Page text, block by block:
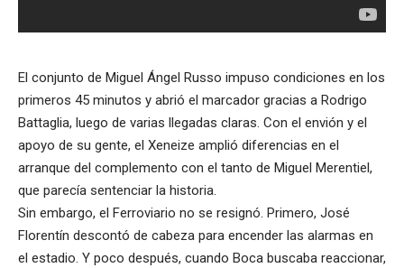
El conjunto de Miguel Ángel Russo impuso condiciones en los
primeros 45 minutos y abrió el marcador gracias a Rodrigo
Battaglia, luego de varias llegadas claras. Con el envión y el
apoyo de su gente, el Xeneize amplió diferencias en el
arranque del complemento con el tanto de Miguel Merentiel,
que parecía sentenciar la historia.
Sin embargo, el Ferroviario no se resignó. Primero, José
Florentín descontó de cabeza para encender las alarmas en
el estadio. Y poco después, cuando Boca buscaba reaccionar,